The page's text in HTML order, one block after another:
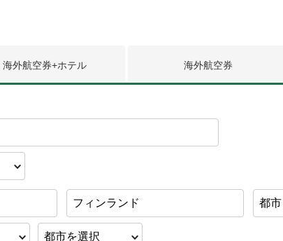
海外航空券+ホテル 海外航空券
フィンランド 都